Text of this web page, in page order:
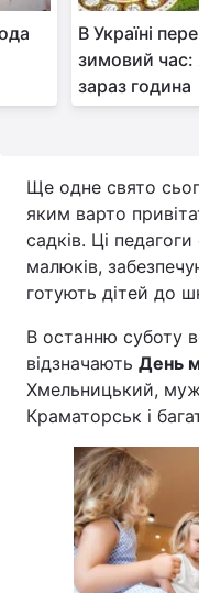
В Україні
зимовий час:
зараз година
Ще одне свято
яким варто
садків. Ці
малюків,
готують дітей до
В останню суботу
відзначають День
Хмельницький,
Краматорськ і